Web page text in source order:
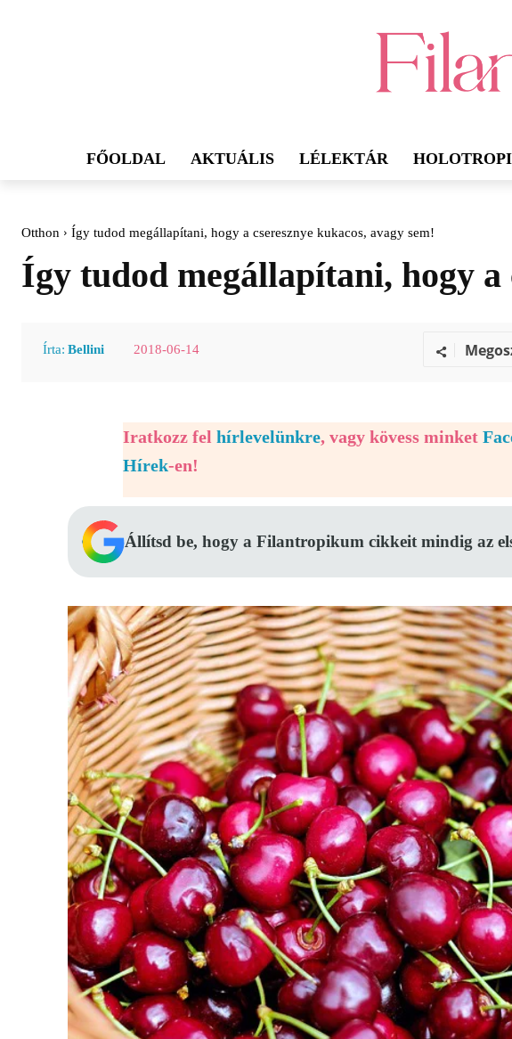
FŐOLDAL AKTUÁLIS LÉLEKTÁR
Otthon Így tudod megállapítani, hogy a cseresznye kukacos, avagy sem!
Így tudod megállapítani, hogy a
Írta: Bellini 2018-06-14
Iratkozz fel hírlevelünkre, vagy kövess minket
Hírek-en!
Állítsd be, hogy a Filantropikum cikkeit mindig az